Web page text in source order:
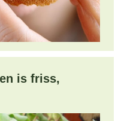
is friss,